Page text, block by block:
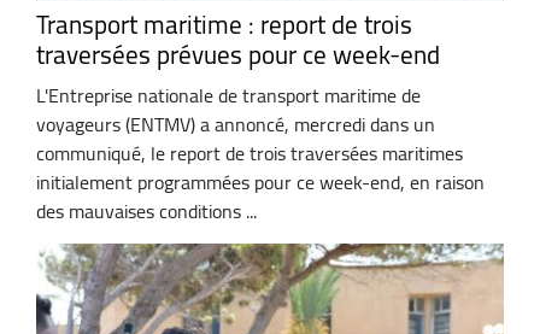
Transport maritime : report de trois
traversées prévues pour ce week-end
L'Entreprise nationale de transport maritime de
voyageurs (ENTMV) a annoncé, mercredi dans un
communiqué, le report de trois traversées maritimes
initialement programmées pour ce week-end, en raison
des mauvaises conditions ...